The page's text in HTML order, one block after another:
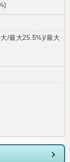
/最大25.5%)/最大